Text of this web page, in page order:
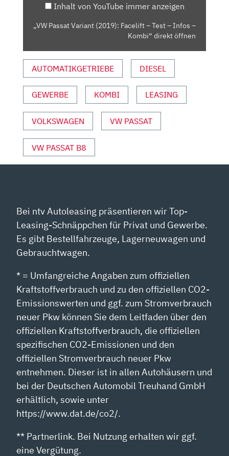
INFOS
VON
YOUTUBE
Inhalt von YouTube immer anzeigen
„VW Passat Variant (2019): Facelift – Test – Infos –
Kombi“ direkt öffnen
AUTOMATIKGETRIEBE DIESEL
GEWERBE KOMBI LEASING
VOLKSWAGEN VW PASSAT
VW PASSAT B8
Bei ntv Autoleasing präsentieren wir Top-
Leasing-Schnäppchen für Privat und Gewerbe.
Es gibt Bestellfahrzeuge, Lagerneuwagen und
Gebrauchtwagen.
* = Umfangreiche Angaben zum offiziellen
Kraftstoffverbrauch und zu den offiziellen CO2-
Emissionswerten und ggf. zum Stromverbrauch
neuer Pkw können Sie dem Leitfaden über den
offiziellen Kraftstoffverbrauch, die offiziellen
spezifischen CO2-Emissionen und den
offiziellen Stromverbrauch neuer Pkw
entnehmen. Dieser ist in allen Autohäusern und
bei der Deutschen Automobil Treuhand GmbH
erhältlich, sowie unter
https://www.dat.de/co2/.
** Partnerlink. Bei Nutzung erhalten wir ggf.
eine Vergütung.